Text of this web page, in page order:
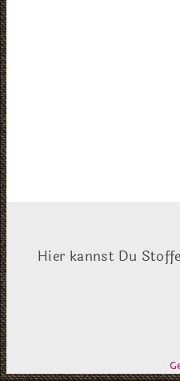
Hier kannst Du